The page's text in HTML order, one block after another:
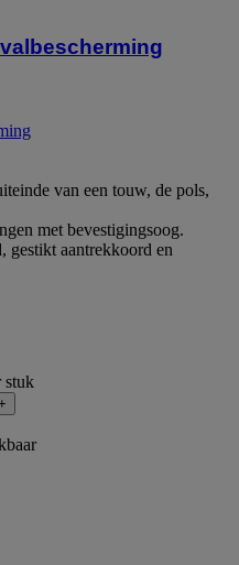
van een touw, de pols,
met bevestigingsoog.
gestikt aantrekkoord en
stuk